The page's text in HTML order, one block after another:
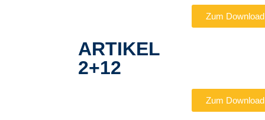
Zum Download
ARTIKEL
2+12
Zum Download